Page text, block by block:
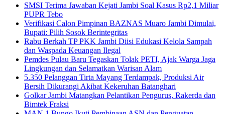
SMSI Terima Jawaban Kejati Jambi Soal Kasus Rp2,1 Miliar
PUPR Tebo
Verifikasi Calon Pimpinan BAZNAS Muaro Jambi Dimulai,
Bupati: Pilih Sosok Berintegritas
Rabu Berkah TP PKK Jambi Diisi Edukasi Kelola Sampah
dan Waspada Keuangan Ilegal
Pemdes Pulau Baru Tegaskan Tolak PETI, Ajak Warga Jaga
Lingkungan dan Selamatkan Warisan Alam
5.350 Pelanggan Tirta Mayang Terdampak, Produksi Air
Bersih Dikurangi Akibat Kekeruhan Batanghari
Golkar Jambi Matangkan Pelantikan Pengurus, Rakerda dan
Bimtek Fraksi